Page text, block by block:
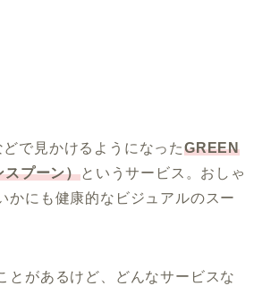
で見かけるようになったGREEN
スプーン）というサービス。おしゃ
かにも健康的なビジュアルのスー
とがあるけど、どんなサービスな